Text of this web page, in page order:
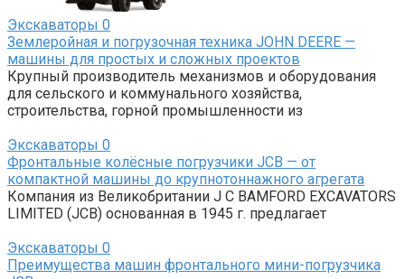
Экскаваторы 0
Землеройная и погрузочная техника JOHN DEERE —
машины для простых и сложных проектов
Крупный производитель механизмов и оборудования
для сельского и коммунального хозяйства,
строительства, горной промышленности из
Экскаваторы 0
Фронтальные колёсные погрузчики JCB — от
компактной машины до крупнотоннажного агрегата
Компания из Великобритании J C BAMFORD EXCAVATORS
LIMITED (JCB) основанная в 1945 г. предлагает
Экскаваторы 0
Преимущества машин фронтального мини-погрузчика